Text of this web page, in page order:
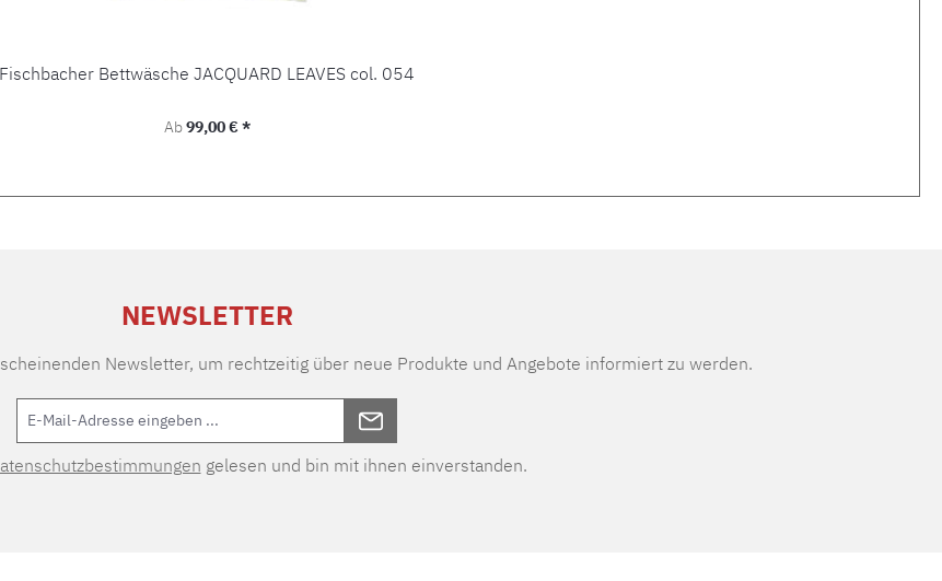
Fischbacher Bettwäsche JACQUARD LEAVES col. 054
Regulärer Preis:
Ab99,00 € *
NEWSLETTER
Newsletter, um rechtzeitig über neue Produkte und Angebote informiert zu werden.
gelesen und bin mit ihnen einverstanden.